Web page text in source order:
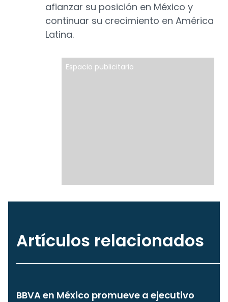
afianzar su posición en México y
continuar su crecimiento en América
Latina.
Espacio publicitario
Artículos relacionados
BBVA en México promueve a ejecutivo